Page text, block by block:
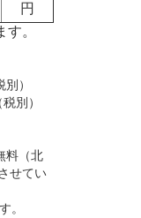
円
。
）
）
料（北
せてい
。